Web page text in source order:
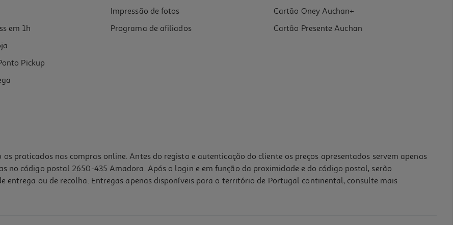
em 1h
Pickup
Impressão de fotos
Programa de afiliados
Cartão Oney Auchan+
Cartão Presente Auchan
praticados nas compras online. Antes do registo e autenticação do cliente os preços apresentados servem apenas
no código postal 2650-435 Amadora. Após o login e em função da proximidade e do código postal, serão
entrega ou de recolha. Entregas apenas disponíveis para o território de Portugal continental, consulte mais